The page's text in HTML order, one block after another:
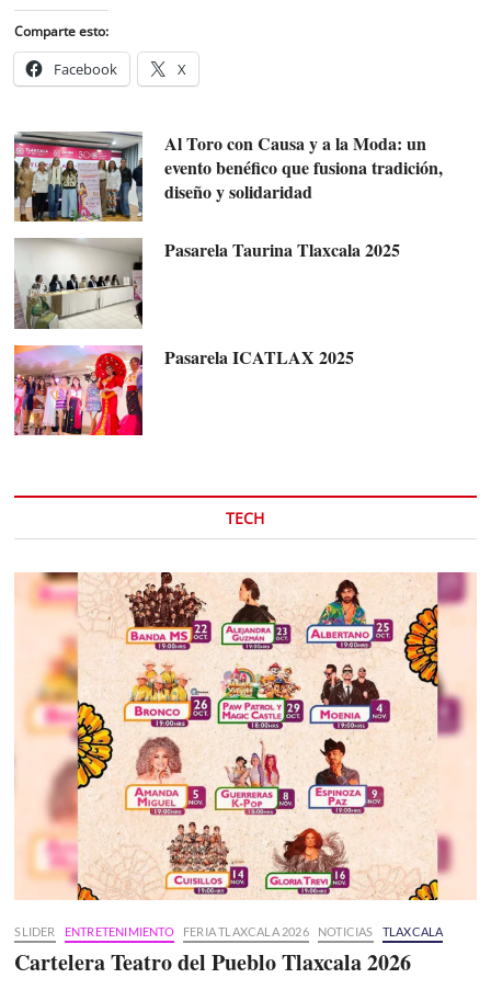
Comparte esto:
Facebook X
Al Toro con Causa y a la Moda: un
evento benéfico que fusiona tradición,
diseño y solidaridad
Pasarela Taurina Tlaxcala 2025
Pasarela ICATLAX 2025
TECH
SLIDER ENTRETENIMIENTO FERIA TLAXCALA 2026 NOTICIAS TLAXCALA
Cartelera Teatro del Pueblo Tlaxcala 2026